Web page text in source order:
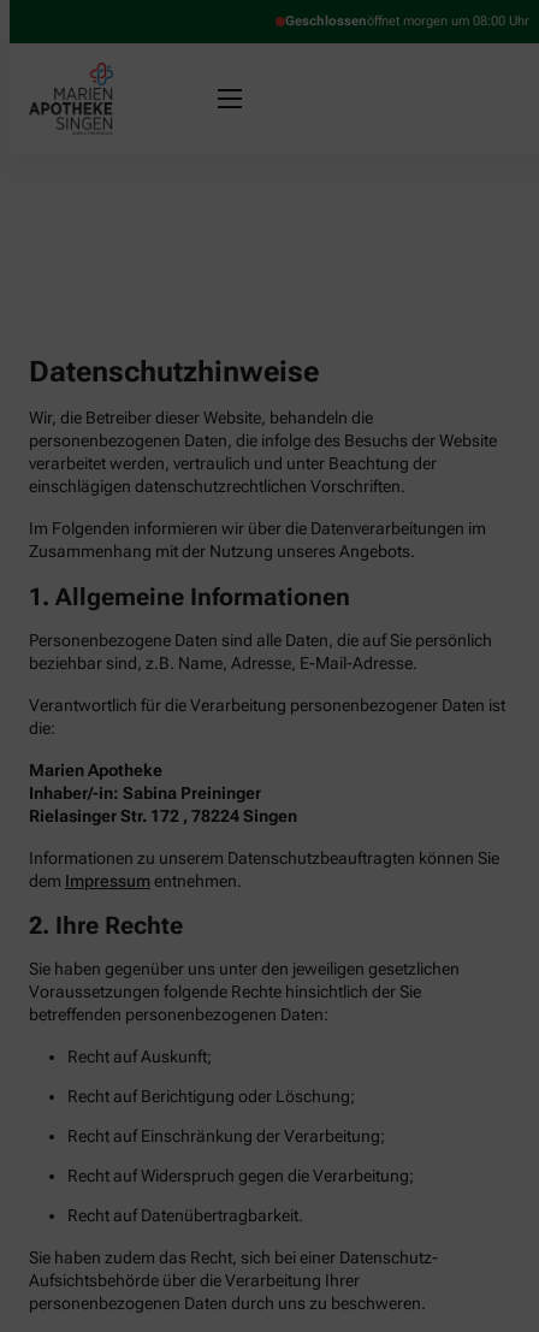
Geschlossenöffnet morgen um 08:00 Uhr
Datenschutzhinweise
Wir, die Betreiber dieser Website, behandeln die
personenbezogenen Daten, die infolge des Besuchs der Website
verarbeitet werden, vertraulich und unter Beachtung der
einschlägigen datenschutzrechtlichen Vorschriften.
Im Folgenden informieren wir über die Datenverarbeitungen im
Zusammenhang mit der Nutzung unseres Angebots.
1. Allgemeine Informationen
Personenbezogene Daten sind alle Daten, die auf Sie persönlich
beziehbar sind, z.B. Name, Adresse, E-Mail-Adresse.
Verantwortlich für die Verarbeitung personenbezogener Daten ist
die:
Marien Apotheke
Inhaber/-in: Sabina Preininger
Rielasinger Str. 172 , 78224 Singen
Informationen zu unserem Datenschutzbeauftragten können Sie
dem Impressum entnehmen.
2. Ihre Rechte
Sie haben gegenüber uns unter den jeweiligen gesetzlichen
Voraussetzungen folgende Rechte hinsichtlich der Sie
betreffenden personenbezogenen Daten:
Recht auf Auskunft;
Recht auf Berichtigung oder Löschung;
Recht auf Einschränkung der Verarbeitung;
Recht auf Widerspruch gegen die Verarbeitung;
Recht auf Datenübertragbarkeit.
Sie haben zudem das Recht, sich bei einer Datenschutz-
Aufsichtsbehörde über die Verarbeitung Ihrer
personenbezogenen Daten durch uns zu beschweren.